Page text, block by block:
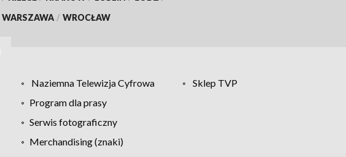
WARSZAWA / WROCŁAW
Naziemna Telewizja Cyfrowa
Sklep TVP
Program dla prasy
Serwis fotograficzny
Merchandising (znaki)